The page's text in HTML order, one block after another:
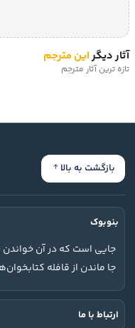
آثار دیگراین مترجم
تازه ترین آثار مترجم
بازگشت به بالا
بنوبوک
جایی است که در آن خواندن
جا ماندن از قافله
ارتباط با ما